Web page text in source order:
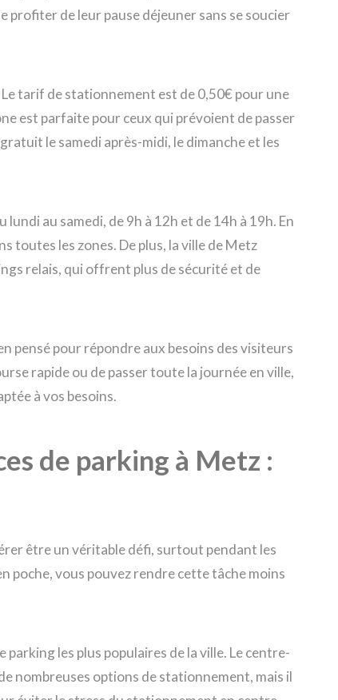
de leur pause déjeuner sans se soucier
tarif de stationnement est de 0,50€ pour une
est parfaite pour ceux qui prévoient de passer
le samedi après-midi, le dimanche et les
au samedi, de 9h à 12h et de 14h à 19h. En
toutes les zones. De plus, la ville de Metz
relais, qui offrent plus de sécurité et de
pensé pour répondre aux besoins des visiteurs
rapide ou de passer toute la journée en ville,
à vos besoins.
de parking à Metz :
être un véritable défi, surtout pendant les
poche, vous pouvez rendre cette tâche moins
les plus populaires de la ville. Le centre-
nombreuses options de stationnement, mais il